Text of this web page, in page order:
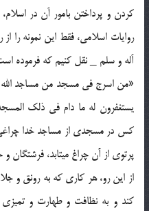
کردن و پرداختن بامور آن در اسلام،
روایات اسلامی، فقط این نمونه را
آله و سلم _ نقل کنیم که فرموده
«من اسرج فی مسجد من مساجد الله
کس در مسجدی از مساجد خدا چراغی
پرتوی از آن چراغ می‏تابد، فرشتگان
از این رو، هر کاری که به رونق و
کند و به نظافت و طهارت و